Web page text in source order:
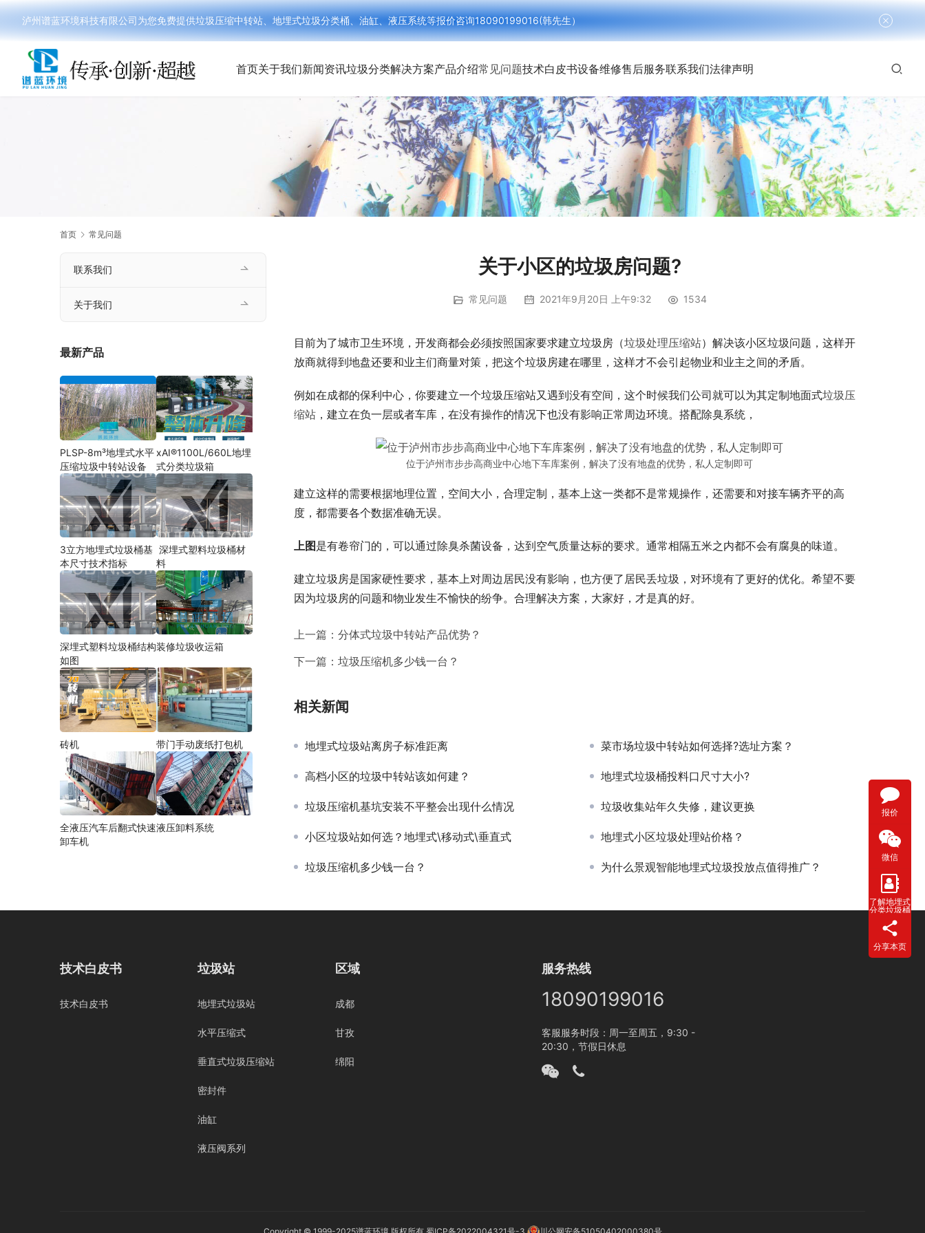
首页关于我们新闻资讯垃圾分类解决方案产品介绍常见问题技术白皮书设备维修售后服务联系我们法律声明
首页 常见问题
关于小区的垃圾房问题?
常见问题 2021年9月20日 上午9:32 1534
目前为了城市卫生环境，开发商都会必须按照国家要求建立垃圾房（垃圾处理压缩站）解决该小区垃圾问题，这样开
放商就得到地盘还要和业主们商量对策，把这个垃圾房建在哪里，这样才不会引起物业和业主之间的矛盾。
例如在成都的保利中心，你要建立一个垃圾压缩站又遇到没有空间，这个时候我们公司就可以为其定制地面式垃圾压
缩站 ，建立在负一层或者车库，在没有操作的情况下也没有影响正常周边环境。搭配除臭系统，
位于泸州市步步高商业中心地下车库案例，解决了没有地盘的优势，私人定制即可
建立这样的需要根据地理位置，空间大小，合理定制，基本上这一类都不是常规操作，还需要和对接车辆齐平的高
度，都需要各个数据准确无误。
上图是有卷帘门的，可以通过除臭杀菌设备，达到空气质量达标的要求。通常相隔五米之内都不会有腐臭的味道。
建立垃圾房是国家硬性要求，基本上对周边居民没有影响，也方便了居民丢垃圾，对环境有了更好的优化。希望不要
因为垃圾房的问题和物业发生不愉快的纷争。合理解决方案，大家好，才是真的好。
上一篇： 分体式垃圾中转站产品优势？
下一篇： 垃圾压缩机多少钱一台？
相关新闻
地埋式垃圾站离房子标准距离 菜市场垃圾中转站如何选择?选址方案？
高档小区的垃圾中转站该如何建？ 地埋式垃圾桶投料口尺寸大小?
垃圾压缩机基坑安装不平整会出现什么情况 垃圾收集站年久失修，建议更换
小区垃圾站如何选？地埋式\移动式\垂直式 地埋式小区垃圾处理站价格？
垃圾压缩机多少钱一台？ 为什么景观智能地埋式垃圾投放点值得推广？
联系我们
关于我们
最新产品
PLSP-8m³地埋式水平
压缩垃圾中转站设备
xAI®1100L/660L地埋
式分类垃圾箱
3立方地埋式垃圾桶基
本尺寸技术指标
深埋式塑料垃圾桶材
料
深埋式塑料垃圾桶结构
如图
装修垃圾收运箱
砖机 带门手动废纸打包机
全液压汽车后翻式快速
卸车机
液压卸料系统
技术白皮书
技术白皮书
垃圾站
地埋式垃圾站
水平压缩式
垂直式垃圾压缩站
密封件
油缸
液压阀系列
区域
成都
甘孜
绵阳
服务热线
18090199016
客服服务时段：周一至周五，9:30 -
20:30，节假日休息
报价
微信
了解地埋式
分类垃圾桶
分享本页
泸州谱蓝环境科技有限公司为您免费提供垃圾压缩中转站、地埋式垃圾分类桶、油缸、液压系统等报价咨询18090199016(韩先生）